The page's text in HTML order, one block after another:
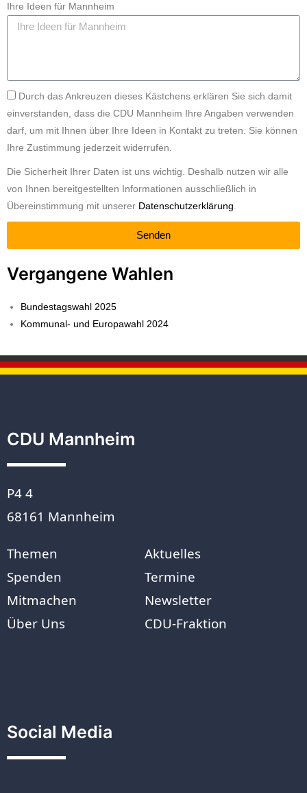
Ihre Ideen für Mannheim
Durch das Ankreuzen dieses Kästchens erklären Sie sich damit
einverstanden, dass die CDU Mannheim Ihre Angaben verwenden
darf, um mit Ihnen über Ihre Ideen in Kontakt zu treten. Sie können
Ihre Zustimmung jederzeit widerrufen.
Die Sicherheit Ihrer Daten ist uns wichtig. Deshalb nutzen wir alle
von Ihnen bereitgestellten Informationen ausschließlich in
Übereinstimmung mit unserer Datenschutzerklärung
Senden
Vergangene Wahlen
Bundestagswahl 2025
Kommunal- und Europawahl 2024
CDU Mannheim
P4 4
68161 Mannheim
Themen
Spenden
Mitmachen
Über Uns
Aktuelles
Termine
Newsletter
CDU-Fraktion
Social Media